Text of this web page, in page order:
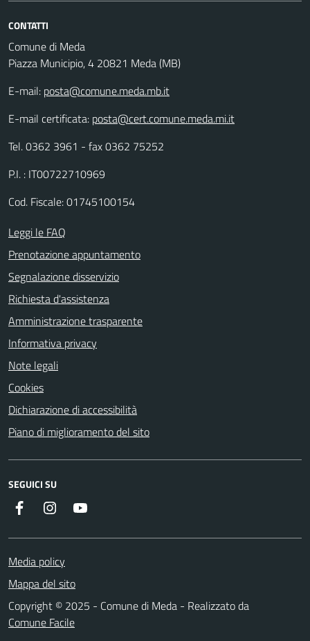
CONTATTI
Comune di Meda
Piazza Municipio, 4 20821 Meda (MB)
E-mail: posta@comune.meda.mb.it
E-mail certificata: posta@cert.comune.meda.mi.it
Tel. 0362 3961 - fax 0362 75252
P.I. : IT00722710969
Cod. Fiscale: 01745100154
Leggi le FAQ
Prenotazione appuntamento
Segnalazione disservizio
Richiesta d'assistenza
Amministrazione trasparente
Informativa privacy
Note legali
Cookies
Dichiarazione di accessibilità
Piano di miglioramento del sito
SEGUICI SU
InstagramYouTube
Media policy
Mappa del sito
Copyright © 2025 - Comune di Meda - Realizzato da
Comune Facile